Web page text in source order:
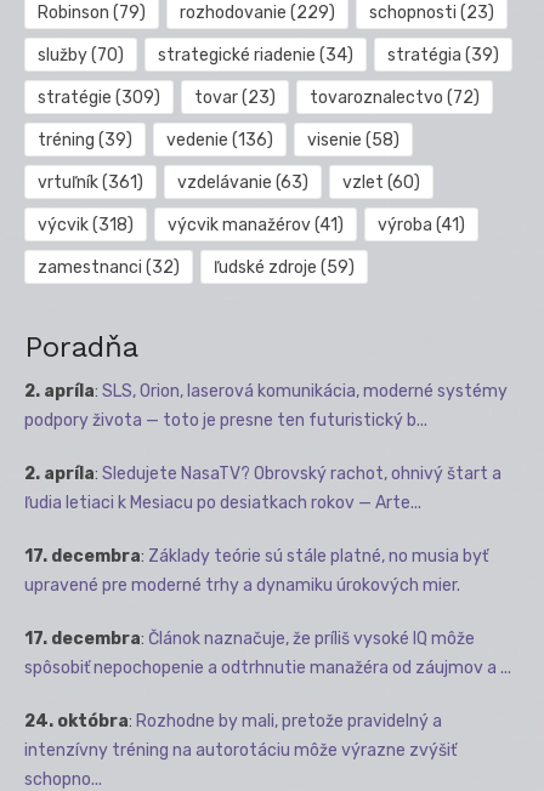
Robinson (79) rozhodovanie (229) schopnosti (23)
služby(70) strategické riadenie (34) stratégia (39)
stratégie (309) tovar(23) tovaroznalectvo (72)
tréning (39) vedenie (136) visenie (58)
vrtuľník(361) vzdelávanie (63) vzlet (60)
výcvik(318) výcvik manažérov(41) výroba (41)
zamestnanci (32) ľudské zdroje (59)
Poradňa
2. apríla: SLS, Orion, laserová komunikácia, moderné systémy
podpory života — toto je presne ten futuristický b...
2. apríla: Sledujete NasaTV? Obrovský rachot, ohnivý štart a
ľudia letiaci k Mesiacu po desiatkach rokov — Arte...
17. decembra: Základy teórie sú stále platné, no musia byť
upravené pre moderné trhy a dynamiku úrokových mier.
17. decembra: Článok naznačuje, že príliš vysoké IQ môže
spôsobiť nepochopenie a odtrhnutie manažéra od záujmov a ...
24. októbra: Rozhodne by mali, pretože pravidelný a
intenzívny tréning na autorotáciu môže výrazne zvýšiť
schopno...